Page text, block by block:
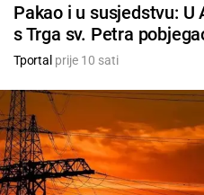
Pakao i u susjedstvu: U
s Trga sv. Petra
Tportal prije 10 sati